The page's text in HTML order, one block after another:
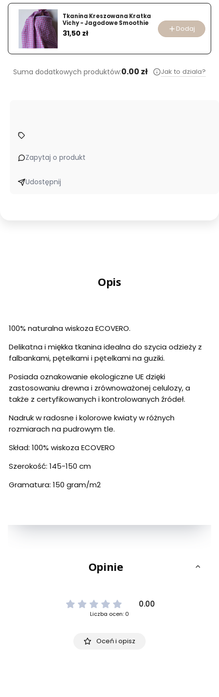
Tkanina Kreszowana Kratka
Vichy - Jagodowe Smoothie
Cena
31,50 zł Dodaj
Suma dodatkowych produktów:0.00 zł Jak to dziala?
Zapytaj o produkt
Udostępnij
Opis
100% naturalna wiskoza ECOVERO.
Delikatna i miękka tkanina idealna do szycia odzieży z
falbankami, pętelkami i pętelkami na guziki.
Posiada oznakowanie ekologiczne UE dzięki
zastosowaniu drewna i zrównoważonej celulozy, a
także z certyfikowanych i kontrolowanych źródeł.
Nadruk w radosne i kolorowe kwiaty w różnych
rozmiarach na pudrowym tle.
Skład: 100% wiskoza ECOVERO
Szerokość: 145-150 cm
Gramatura: 150 gram/m2
Opinie
0.00
Liczba ocen: 0
Oceń i opisz